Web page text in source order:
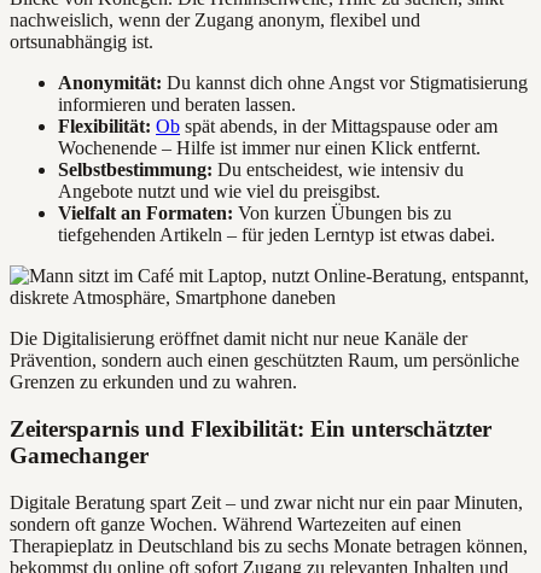
nachweislich, wenn der Zugang anonym, flexibel und
ortsunabhängig ist.
Anonymität: Du kannst dich ohne Angst vor Stigmatisierung
informieren und beraten lassen.
Flexibilität: Ob spät abends, in der Mittagspause oder am
Wochenende – Hilfe ist immer nur einen Klick entfernt.
Selbstbestimmung: Du entscheidest, wie intensiv du
Angebote nutzt und wie viel du preisgibst.
Vielfalt an Formaten: Von kurzen Übungen bis zu
tiefgehenden Artikeln – für jeden Lerntyp ist etwas dabei.
Die Digitalisierung eröffnet damit nicht nur neue Kanäle der
Prävention, sondern auch einen geschützten Raum, um persönliche
Grenzen zu erkunden und zu wahren.
Zeitersparnis und Flexibilität: Ein unterschätzter
Gamechanger
Digitale Beratung spart Zeit – und zwar nicht nur ein paar Minuten,
sondern oft ganze Wochen. Während Wartezeiten auf einen
Therapieplatz in Deutschland bis zu sechs Monate betragen können,
bekommst du online oft sofort Zugang zu relevanten Inhalten und